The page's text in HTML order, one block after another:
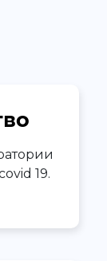
19.